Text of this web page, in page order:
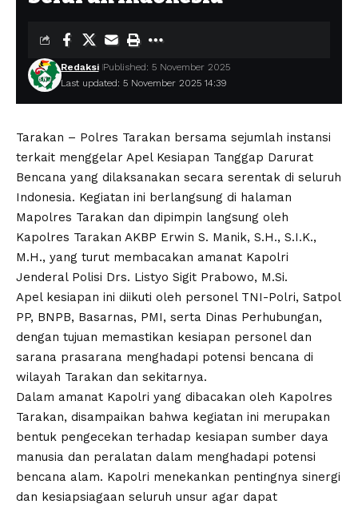
Last updated: 5 November 2025 14:39
Redaksi Published: 5 November 2025
Tarakan – Polres Tarakan bersama sejumlah instansi
terkait menggelar Apel Kesiapan Tanggap Darurat
Bencana yang dilaksanakan secara serentak di seluruh
Indonesia. Kegiatan ini berlangsung di halaman
Mapolres Tarakan dan dipimpin langsung oleh
Kapolres Tarakan AKBP Erwin S. Manik, S.H., S.I.K.,
M.H., yang turut membacakan amanat Kapolri
Jenderal Polisi Drs. Listyo Sigit Prabowo, M.Si.
Apel kesiapan ini diikuti oleh personel TNI-Polri, Satpol
PP, BNPB, Basarnas, PMI, serta Dinas Perhubungan,
dengan tujuan memastikan kesiapan personel dan
sarana prasarana menghadapi potensi bencana di
wilayah Tarakan dan sekitarnya.
Dalam amanat Kapolri yang dibacakan oleh Kapolres
Tarakan, disampaikan bahwa kegiatan ini merupakan
bentuk pengecekan terhadap kesiapan sumber daya
manusia dan peralatan dalam menghadapi potensi
bencana alam. Kapolri menekankan pentingnya sinergi
dan kesiapsiagaan seluruh unsur agar dapat